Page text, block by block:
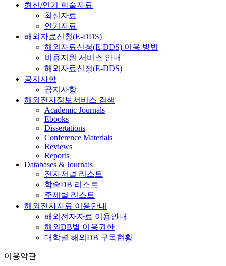
최신/인기 학술자료
최신자료
인기자료
해외자료신청(E-DDS)
해외자료신청(E-DDS) 이용 방법
비용지원 서비스 안내
해외자료신청(E-DDS)
공지사항
공지사항
해외전자정보서비스 검색
Academic Journals
Ebooks
Dissertations
Conference Materials
Reviews
Reports
Databases & Journals
전자저널 리스트
학술DB 리스트
주제별 리스트
해외전자자료 이용안내
해외전자자료 이용안내
해외DB별 이용권한
대학별 해외DB 구독현황
이용약관